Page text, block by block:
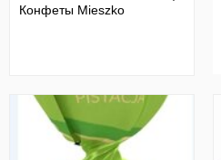
Конфеты Mieszko